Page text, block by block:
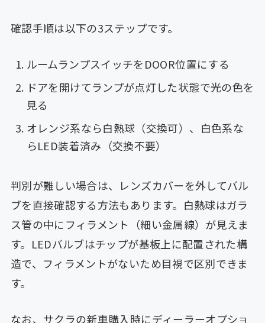
確認手順は以下の3ステップです。
ルームランプスイッチをDOOR位置にする
ドアを開けてランプが点灯した状態で光の色を
見る
オレンジ系なら白熱球（交換可）、白色系な
らLED装着済み（交換不要）
判別が難しい場合は、レンズカバーを外してバル
ブを直接確認する方法もあります。白熱球はガラ
ス管の中にフィラメント（細い金属線）が見えま
す。LEDバルブはチップが基板上に配置された構
造で、フィラメントがないため目視で区別できま
す。
なお、サクラの新車購入時にディーラーオプショ